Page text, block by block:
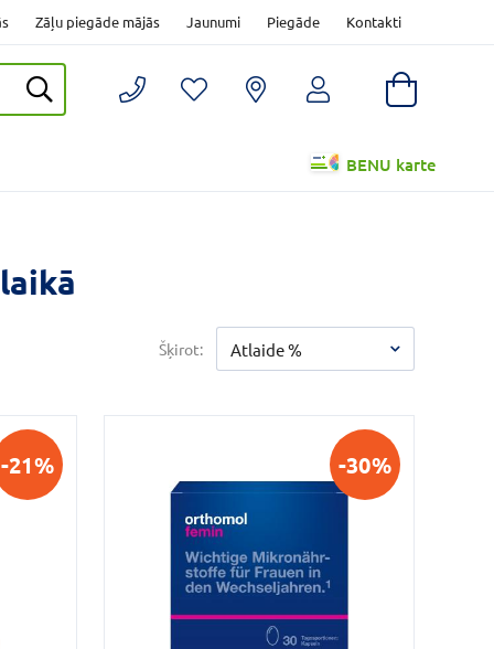
Zāļu piegāde mājās Jaunumi Piegāde Kontakti
BENU karte
Šķirot: Atlaide %
-21% -30%